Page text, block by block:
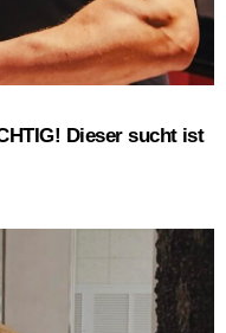
Dieser sucht ist